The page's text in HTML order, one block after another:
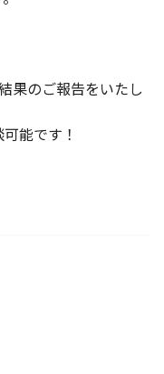
果のご報告をいたし
能です！